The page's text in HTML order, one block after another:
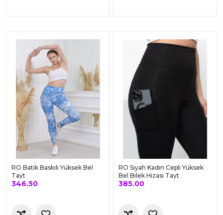
RO Batik Baskılı Yüksek Bel
Tayt
346.50
RO Siyah Kadın Cepli Yüksek
Bel Bilek Hizası Tayt
385.00